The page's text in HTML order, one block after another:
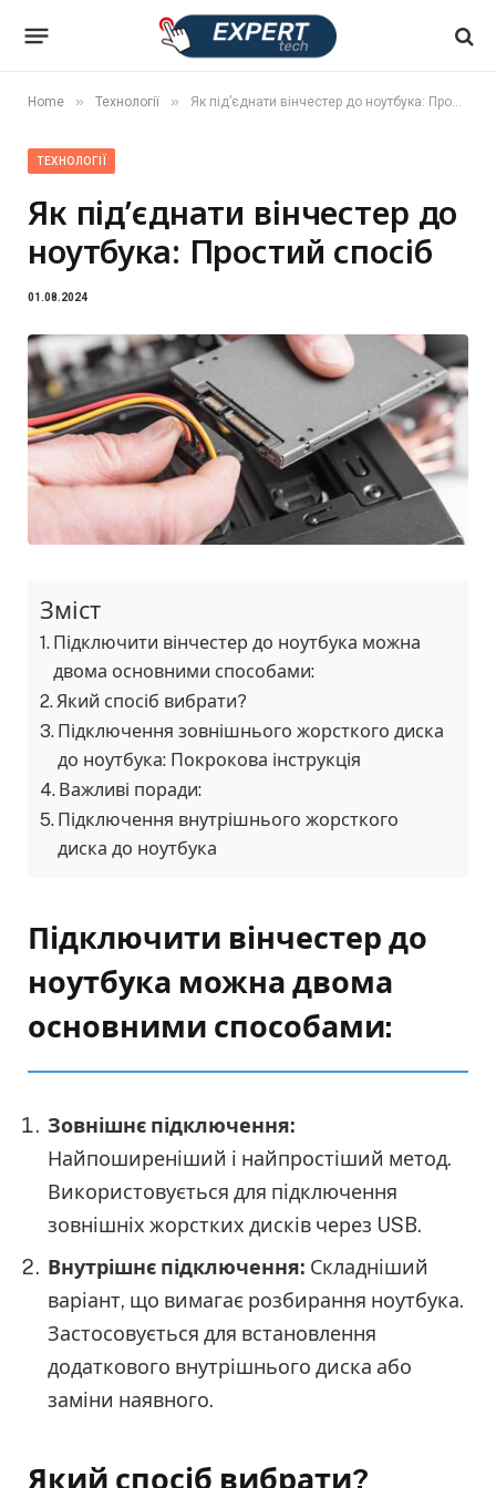
Home » Технології » Як під’єднати вінчестер до ноутбука: Простий спосіб
ТЕХНОЛОГІЇ
Як під’єднати вінчестер до
ноутбука: Простий спосіб
01.08.2024
Зміст
Підключити вінчестер до ноутбука можна
двома основними способами:
Який спосіб вибрати?
Підключення зовнішнього жорсткого диска
до ноутбука: Покрокова інструкція
Важливі поради:
Підключення внутрішнього жорсткого
диска до ноутбука
Підключити вінчестер до
ноутбука можна двома
основними способами:
Зовнішнє підключення:
Найпоширеніший і найпростіший метод.
Використовується для підключення
зовнішніх жорстких дисків через USB.
Внутрішнє підключення: Складніший
варіант, що вимагає розбирання ноутбука.
Застосовується для встановлення
додаткового внутрішнього диска або
заміни наявного.
Який спосіб вибрати?